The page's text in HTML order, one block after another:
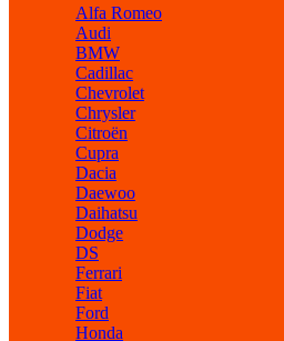
Alfa Romeo
Audi
BMW
Cadillac
Chevrolet
Chrysler
Citroën
Cupra
Dacia
Daewoo
Daihatsu
Dodge
DS
Ferrari
Fiat
Ford
Honda